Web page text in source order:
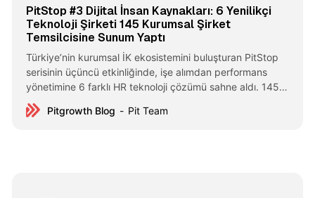
PitStop #3 Dijital İnsan Kaynakları: 6 Yenilikçi
Teknoloji Şirketi 145 Kurumsal Şirket
Temsilcisine Sunum Yaptı
Türkiye’nin kurumsal İK ekosistemini buluşturan PitStop
serisinin üçüncü etkinliğinde, işe alımdan performans
yönetimine 6 farklı HR teknoloji çözümü sahne aldı. 145
karar vericinin katıldığı etkinlikte hangi teknolojiler öne
çıktı?Pitgrowth Blog Pit Team